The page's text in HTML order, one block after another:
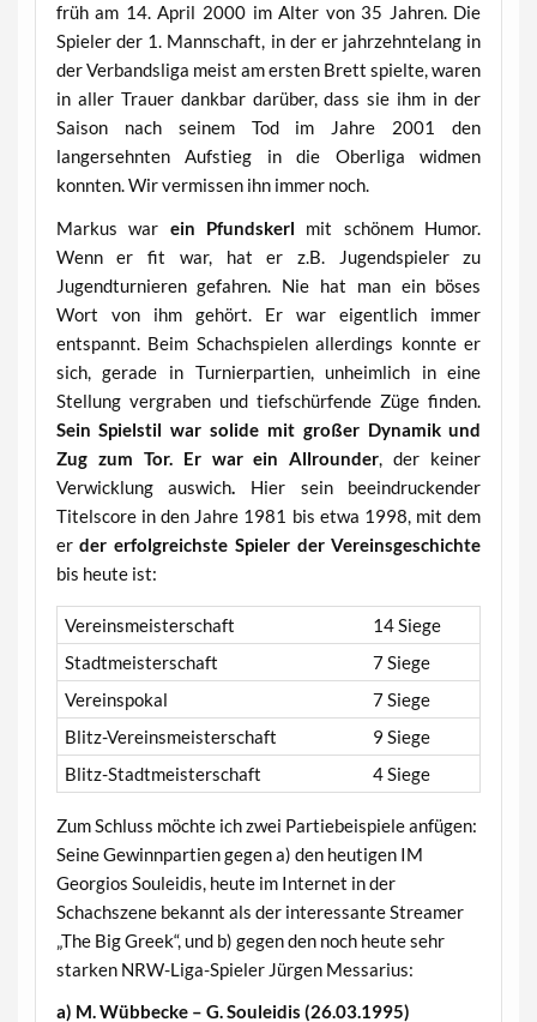
früh am 14. April 2000 im Alter von 35 Jahren. Die
Spieler der 1. Mannschaft, in der er jahrzehntelang in
der Verbandsliga meist am ersten Brett spielte, waren
in aller Trauer dankbar darüber, dass sie ihm in der
Saison nach seinem Tod im Jahre 2001 den
langersehnten Aufstieg in die Oberliga widmen
konnten. Wir vermissen ihn immer noch.
Markus war ein Pfundskerl mit schönem Humor.
Wenn er fit war, hat er z.B. Jugendspieler zu
Jugendturnieren gefahren. Nie hat man ein böses
Wort von ihm gehört. Er war eigentlich immer
entspannt. Beim Schachspielen allerdings konnte er
sich, gerade in Turnierpartien, unheimlich in eine
Stellung vergraben und tiefschürfende Züge finden.
Sein Spielstil war solide mit großer Dynamik und
Zug zum Tor. Er war ein Allrounder, der keiner
Verwicklung auswich. Hier sein beeindruckender
Titelscore in den Jahre 1981 bis etwa 1998, mit dem
erder erfolgreichste Spieler derVereinsgeschichte
bis heute ist:
Vereinsmeisterschaft
14 Siege
Stadtmeisterschaft
7 Siege
Vereinspokal
7 Siege
Blitz-Vereinsmeisterschaft
9 Siege
Blitz-Stadtmeisterschaft
4 Siege
Zum Schluss möchte ich zwei Partiebeispiele anfügen:
Seine Gewinnpartien gegen a) den heutigen IM
Georgios Souleidis, heute im Internet in der
Schachszene bekannt als der interessante Streamer
„The Big Greek“, und b) gegen den noch heute sehr
starken NRW-Liga-Spieler Jürgen Messarius:
a) M. Wübbecke – G. Souleidis (26.03.1995)